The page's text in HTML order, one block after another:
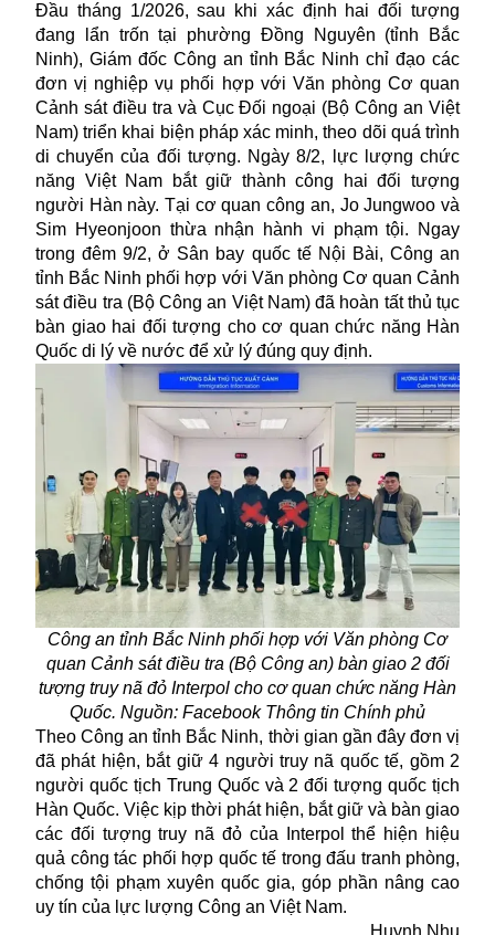
Đầu tháng 1/2026, sau khi xác định hai đối tượng
đang lẩn trốn tại phường Đồng Nguyên (tỉnh Bắc
Ninh), Giám đốc Công an tỉnh Bắc Ninh chỉ đạo các
đơn vị nghiệp vụ phối hợp với Văn phòng Cơ quan
Cảnh sát điều tra và Cục Đối ngoại (Bộ Công an Việt
Nam) triển khai biện pháp xác minh, theo dõi quá trình
di chuyển của đối tượng. Ngày 8/2, lực lượng chức
năng Việt Nam bắt giữ thành công hai đối tượng
người Hàn này. Tại cơ quan công an, Jo Jungwoo và
Sim Hyeonjoon thừa nhận hành vi phạm tội. Ngay
trong đêm 9/2, ở Sân bay quốc tế Nội Bài, Công an
tỉnh Bắc Ninh phối hợp với Văn phòng Cơ quan Cảnh
sát điều tra (Bộ Công an Việt Nam) đã hoàn tất thủ tục
bàn giao hai đối tượng cho cơ quan chức năng Hàn
Quốc di lý về nước để xử lý đúng quy định.
Công an tỉnh Bắc Ninh phối hợp với Văn phòng Cơ
quan Cảnh sát điều tra (Bộ Công an) bàn giao 2 đối
tượng truy nã đỏ Interpol cho cơ quan chức năng Hàn
Quốc. Nguồn: Facebook Thông tin Chính phủ
Theo Công an tỉnh Bắc Ninh, thời gian gần đây đơn vị
đã phát hiện, bắt giữ 4 người truy nã quốc tế, gồm 2
người quốc tịch Trung Quốc và 2 đối tượng quốc tịch
Hàn Quốc. Việc kịp thời phát hiện, bắt giữ và bàn giao
các đối tượng truy nã đỏ của Interpol thể hiện hiệu
quả công tác phối hợp quốc tế trong đấu tranh phòng,
chống tội phạm xuyên quốc gia, góp phần nâng cao
uy tín của lực lượng Công an Việt Nam.